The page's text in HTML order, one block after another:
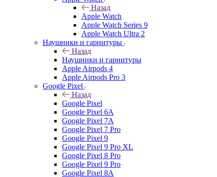
Назад
Apple Watch
Apple Watch Series 9
Apple Watch Ultra 2
Наушники и гарнитуры
Назад
Наушники и гарнитуры
Apple Airpods 4
Apple Airpods Pro 3
Google Pixel
Назад
Google Pixel
Google Pixel 6A
Google Pixel 7А
Google Pixel 7 Pro
Google Pixel 9
Google Pixel 9 Pro XL
Google Pixel 8 Pro
Google Pixel 9 Pro
Google Pixel 8A